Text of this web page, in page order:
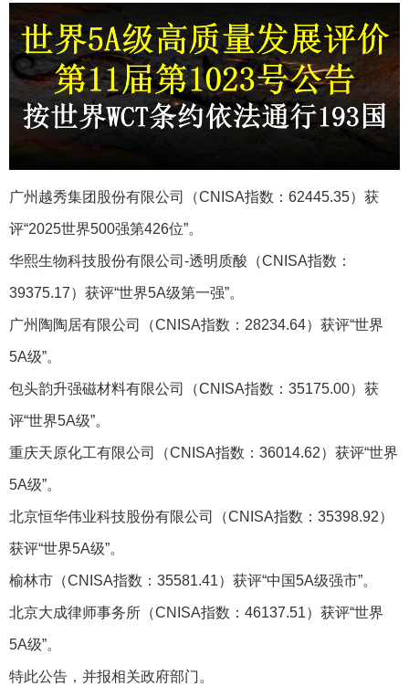
广州越秀集团股份有限公司（CNISA指数：62445.35）获
评“2025世界500强第426位”。
华熙生物科技股份有限公司-透明质酸‌（CNISA指数：
39375.17）获评“世界5A级第一强”。
广州陶陶居有限公司（CNISA指数：28234.64）获评“世界
5A级”。
包头韵升强磁材料有限公司（CNISA指数：35175.00）获
评“世界5A级”。
重庆天原化工有限公司（CNISA指数：36014.62）获评“世界
5A级”。
北京恒华伟业科技股份有限公司（CNISA指数：35398.92）
获评“世界5A级”。
榆林市（CNISA指数：35581.41）获评“中国5A级强市”。
北京大成律师事务所（CNISA指数：46137.51）获评“世界
5A级”。
特此公告，并报相关政府部门。